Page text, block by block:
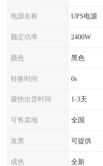
电源名称 UPS电源
额定功率 2400W
颜色 黑色
转换时间 0s
最快出货时间 1-3天
可售卖地 全国
发票 可提供
成色 全新